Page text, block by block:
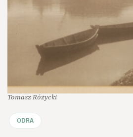
Tomasz Różycki
ODRA